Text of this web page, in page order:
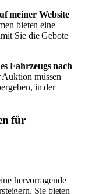
meiner Website
bieten eine
Sie die Gebote
Fahrzeugs nach
müssen
in der
für
hervorragende
Sie bieten